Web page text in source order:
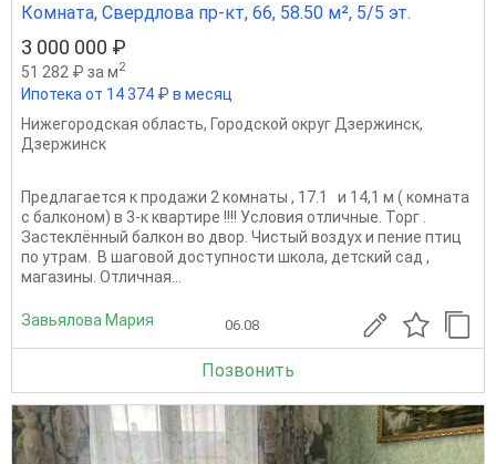
Комната, Свердлова пр-кт, 66, 58.50 м², 5/5 эт.
3 000 000 ₽
51 282 ₽ за м2
Ипотека от 14 374 ₽ в месяц
Нижегородская область, Городской округ Дзержинск,
Дзержинск
Предлагается к продажи 2 комнаты , 17.1 и 14,1 м ( комната
с балконом) в 3-к квартире !!!! Условия отличные. Торг .
Застеклённый балкон во двор. Чистый воздух и пение птиц
по утрам. В шаговой доступности школа, детский сад ,
магазины. Отличная...
Завьялова Мария 06.08
Позвонить